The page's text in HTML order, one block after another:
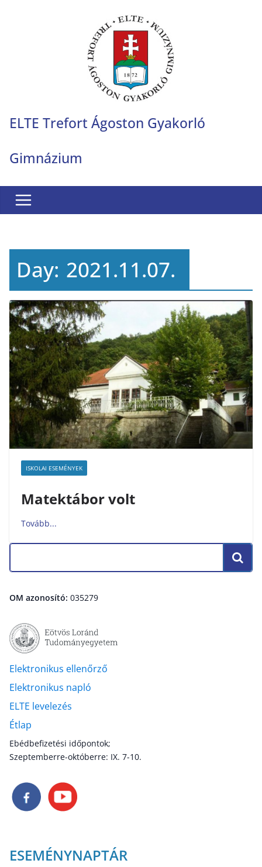
ELTE Trefort Ágoston Gyakorló
Gimnázium
Day: 2021.11.07.
ISKOLAI ESEMÉNYEK
Matektábor volt
OM azonosító: 035279
Elektronikus ellenőrző
Elektronikus napló
ELTE levelezés
Étlap
Ebédbefizetési időpontok;
Szeptemberre-októberre: IX. 7-10.
ESEMÉNYNAPTÁR